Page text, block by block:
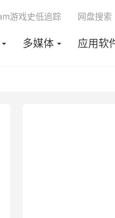
多媒体 应用软
游戏史低追踪 网盘搜索